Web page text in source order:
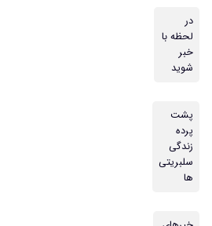
در
لحظه با
خبر
شوید
پشت
پرده
زندگی
سلبریتی
ها